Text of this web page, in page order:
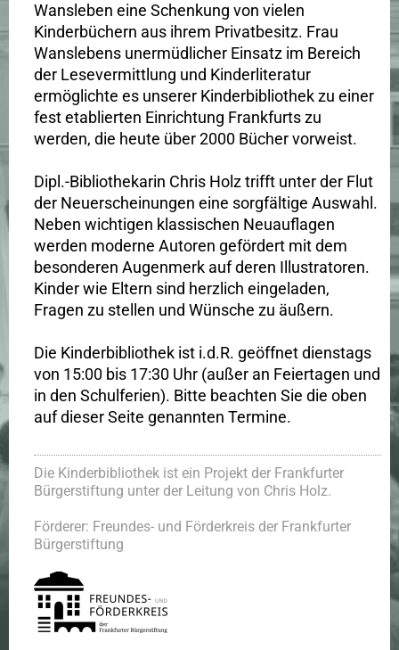
Wansleben eine Schenkung von vielen
Kinderbüchern aus ihrem Privatbesitz. Frau
Wanslebens unermüdlicher Einsatz im Bereich
der Lesevermittlung und Kinderliteratur
ermöglichte es unserer Kinderbibliothek zu einer
fest etablierten Einrichtung Frankfurts zu
werden, die heute über 2000 Bücher vorweist.
Dipl.-Bibliothekarin Chris Holz trifft unter der Flut
der Neuerscheinungen eine sorgfältige Auswahl.
Neben wichtigen klassischen Neuauflagen
werden moderne Autoren gefördert mit dem
besonderen Augenmerk auf deren Illustratoren.
Kinder wie Eltern sind herzlich eingeladen,
Fragen zu stellen und Wünsche zu äußern.
Die Kinderbibliothek ist i.d.R. geöffnet dienstags
von 15:00 bis 17:30 Uhr (außer an Feiertagen und
in den Schulferien). Bitte beachten Sie die oben
auf dieser Seite genannten Termine.
Die Kinderbibliothek ist ein Projekt der Frankfurter
Bürgerstiftung unter der Leitung von Chris Holz.
Förderer: Freundes- und Förderkreis der Frankfurter
Bürgerstiftung